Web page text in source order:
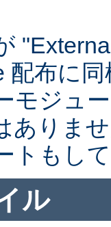
配布に
モジュ
ありま
トもし
ル